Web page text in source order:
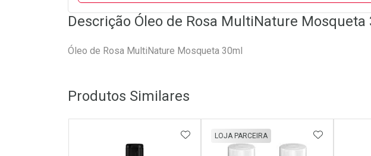
Descrição Óleo de Rosa MultiNature Mosqueta
Óleo de Rosa MultiNature Mosqueta 30ml
Produtos Similares
ADICIONAR AOS FAVORITOS
LOJA PARCEIRA